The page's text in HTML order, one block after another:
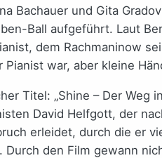
Bachauer und Gita
Ball aufgeführt. Laut
dem Rachmaninow
war, aber kleine
Titel: „Shine – Der
David Helfgott, der
erleidet, durch die er
den Film gewann